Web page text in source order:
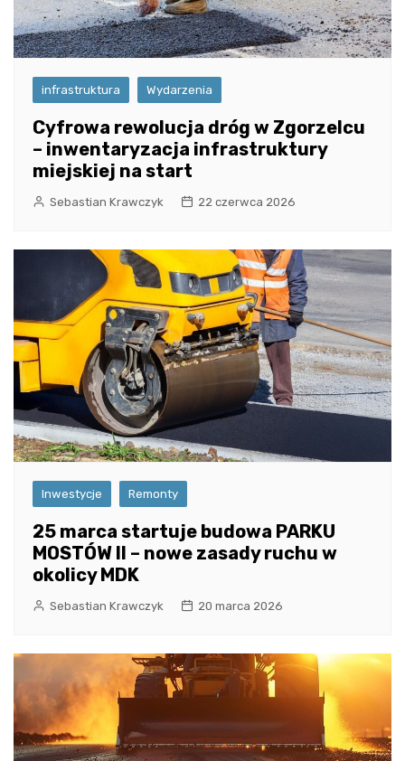
infrastruktura Wydarzenia
Cyfrowa rewolucja dróg w Zgorzelcu
– inwentaryzacja infrastruktury
miejskiej na start
Sebastian Krawczyk 22 czerwca 2026
Inwestycje Remonty
25 marca startuje budowa PARKU
MOSTÓW II – nowe zasady ruchu w
okolicy MDK
Sebastian Krawczyk 20 marca 2026